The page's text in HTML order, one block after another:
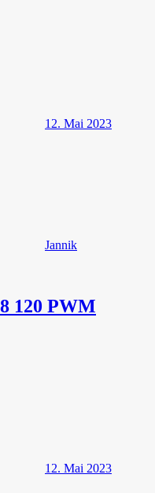
12. Mai 2023
Jannik
120 PWM
12. Mai 2023